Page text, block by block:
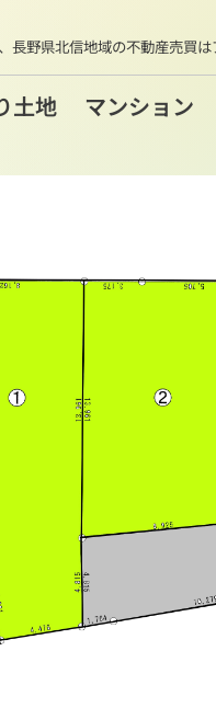
長野県北信地域の不動産売買
土地 マンション